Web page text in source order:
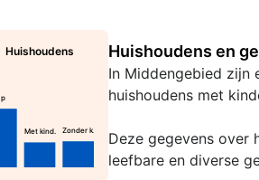
Huishoudens
Met kind. Zonder k.
Huishoudens en
In Middengebied zijn
huishoudens met
Deze gegevens over
leefbare en diverse